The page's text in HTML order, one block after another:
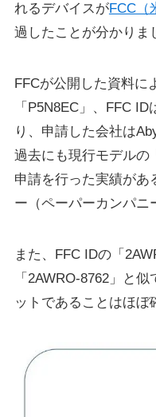
れるデバイスがFCC（
過したことが分かりま
FFCが公開した資料に
「P5N8EC」、FFC
り、申請した会社は
過去にも現行モデルの
申請を行った実績があ
ー（ペーパーカンパニ
また、FFC IDの「
「2AWRO-8762」と
ットであることはほぼ